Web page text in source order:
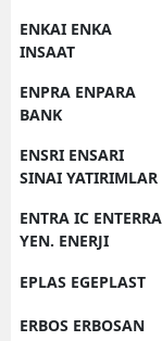
ENKAI ENKA
INSAAT
ENPRA ENPARA
BANK
ENSRI ENSARI
SINAI YATIRIMLAR
ENTRA IC ENTERRA
YEN. ENERJI
EPLAS EGEPLAST
ERBOS ERBOSAN